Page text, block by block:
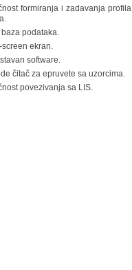
formiranja i zadavanja profila
podataka.
screen ekran.
software.
čitač za epruvete sa uzorcima.
povezivanja sa LIS.